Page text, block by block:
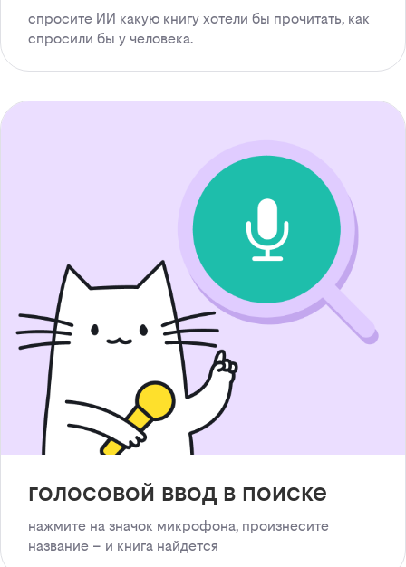
спросите ИИ какую книгу хотели бы прочитать, как
спросили бы у человека.
голосовой ввод в поиске
нажмите на значок микрофона, произнесите
название – и книга найдется